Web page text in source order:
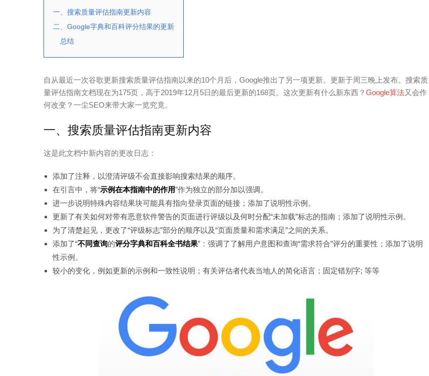
一、搜索质量评估指南更新内容
二、Google字典和百科评分结果的更新
总结
自从最近一次谷歌更新搜索质量评估指南以来的10个月后，Google推出了另一项更新。更新于周三晚上发布。搜索质
量评估指南文档现在为175页，高于2019年12月5日的最后更新的168页。这次更新有什么新东西？ Google算法又会作
何改变？一尘SEO来带大家一览究竟。
一、搜索质量评估指南更新内容
这是此文档中新内容的更改日志：
添加了注释，以澄清评级不会直接影响搜索结果的顺序。
在引言中，将“示例在本指南中的作用”作为独立的部分加以强调。
进一步说明特殊内容结果块可能具有指向登录页面的链接；添加了说明性示例。
更新了有关如何对带有恶意软件警告的页面进行评级以及何时分配“未加载”标志的指南；添加了说明性示例。
为了清楚起见，更改了“评级标志”部分的顺序以及“页面质量和需求满足”之间的关系。
添加了“不同查询的评分字典和百科全书结果”：强调了了解用户意图和查询“需求符合”评分的重要性；添加了说明
性示例。
较小的变化，例如更新的示例和一致性说明；有关评估者代表当地人的简化语言；固定错别字; 等等